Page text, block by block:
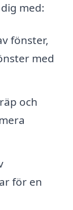
med:
fönster,
med
och
för en